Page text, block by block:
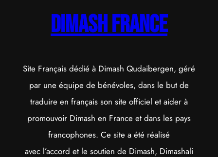
dimash france
Site Français dédié à Dimash Qudaibergen, géré
par une équipe de bénévoles, dans le but de
traduire en français son site officiel et aider à
promouvoir Dimash en France et dans les pays
francophones. Ce site a été réalisé
avec l’accord et le soutien de Dimash, Dimashali